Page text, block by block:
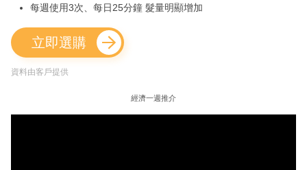
每週使用3次、每日25分鐘 髮量明顯增加
立即選購
資料由客戶提供
經濟一週推介